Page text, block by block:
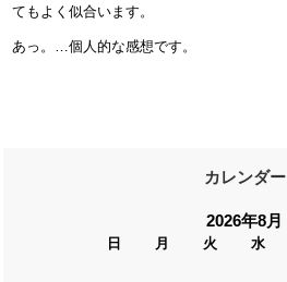
カレンダー
2026年8月
日 月 火 水
てもよく似合います。
あっ。…個人的な感想です。